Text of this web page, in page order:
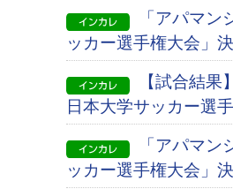
「アパマン
ッカー選手権大会」
【試合結果
日本大学サッカー選
「アパマン
ッカー選手権大会」